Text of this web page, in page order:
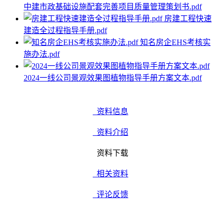
中建市政基础设施配套完善项目质量管理策划书.pdf
房建工程快速
建造全过程指导手册.pdf
知名房企EHS考核实
施办法.pdf
2024一线公司景观效果图植物指导手册方案文本.pdf
资料信息
资料介绍
资料下载
相关资料
评论反馈